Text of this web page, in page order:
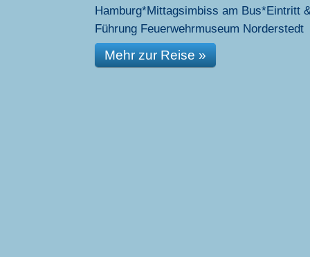
Hamburg*Mittagsimbiss am Bus*Eintritt
Führung Feuerwehrmuseum Norderstedt
Mehr zur Reise »